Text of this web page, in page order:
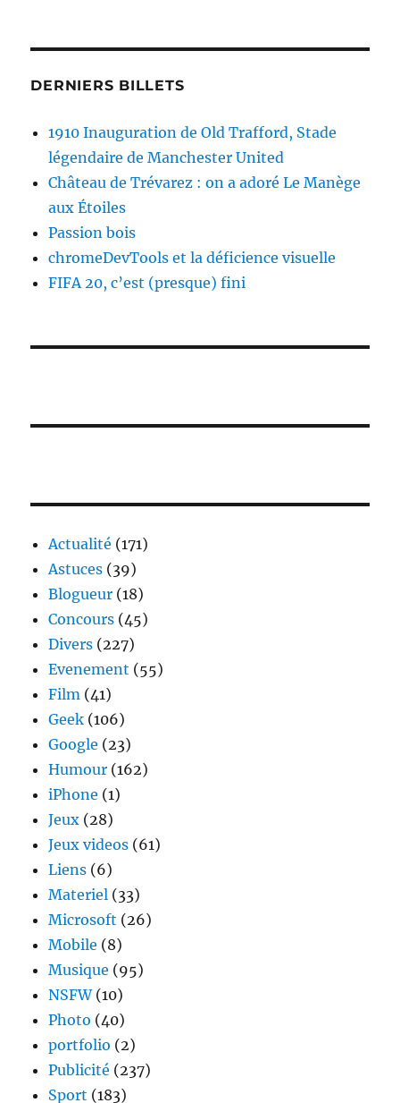
DERNIERS BILLETS
1910 Inauguration de Old Trafford, Stade
légendaire de Manchester United
Château de Trévarez : on a adoré Le Manège
aux Étoiles
Passion bois
chromeDevTools et la déficience visuelle
FIFA 20, c’est (presque) fini
Actualité (171)
Astuces (39)
Blogueur (18)
Concours (45)
Divers (227)
Evenement (55)
Film (41)
Geek (106)
Google (23)
Humour (162)
iPhone (1)
Jeux (28)
Jeux videos (61)
Liens (6)
Materiel (33)
Microsoft (26)
Mobile (8)
Musique (95)
NSFW(10)
Photo (40)
portfolio (2)
Publicité (237)
Sport (183)